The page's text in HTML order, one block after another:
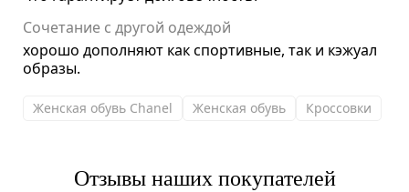
Сочетание с другой одеждой
хорошо дополняют как спортивные, так и кэжуал
образы.
Женская обувь Chanel Женская обувь Кроссовки
Отзывы наших покупателей